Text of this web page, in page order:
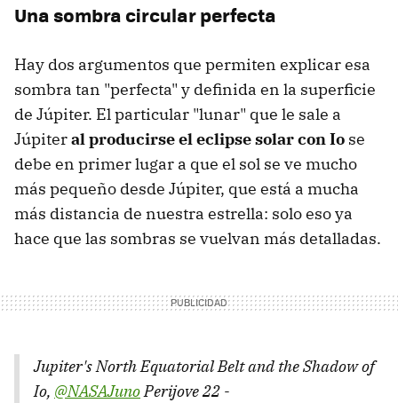
Una sombra circular perfecta
Hay dos argumentos que permiten explicar esa
sombra tan "perfecta" y definida en la superficie
de Júpiter. El particular "lunar" que le sale a
Júpiteral producirse el eclipse solar con Io se
debe en primer lugar a que el sol se ve mucho
más pequeño desde Júpiter, que está a mucha
más distancia de nuestra estrella: solo eso ya
hace que las sombras se vuelvan más detalladas.
Jupiter's North Equatorial Belt and the Shadow of
Io, @NASAJunoPerijove 22 -